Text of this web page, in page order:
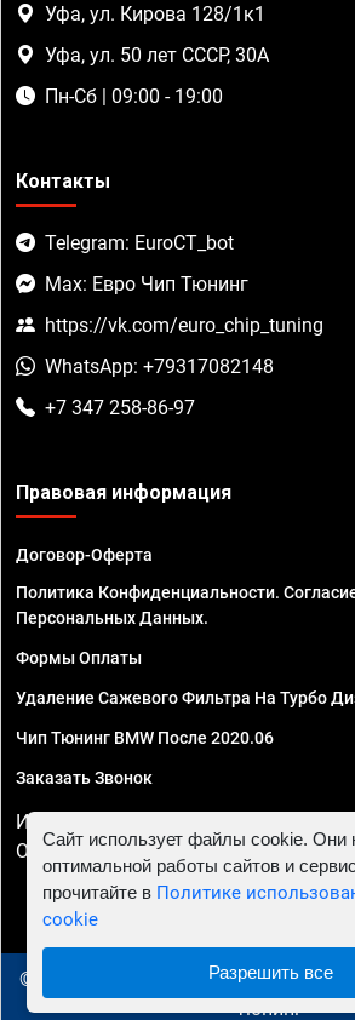
Уфа, ул. Кирова 128/1к1
Уфа, ул. 50 лет СССР, 30А
Пн-Сб | 09:00 - 19:00
Контакты
Telegram: EuroCT_bot
Max: Евро Чип Тюнинг
https://vk.com/euro_chip_tuning
WhatsApp: +79317082148
+7 347 258-86-97
Правовая информация
Договор-Оферта
Политика Конфиденциальности.
Персональных Данных.
Формы Оплаты
Удаление Сажевого Фильтра На Турбо
Чип Тюнинг BMW После 2020.06
Заказать Звонок
ИП Смирнов Георгий Павлович. ИНН
ОГРНИП 324470400032610
© 2010 - 2026 Чип тюнинг в Уфе -
Тюнинг"
Сайт использует файлы cookie. Они
оптимальной работы сайтов и
прочитайте в Политике
cookie
Разрешить все